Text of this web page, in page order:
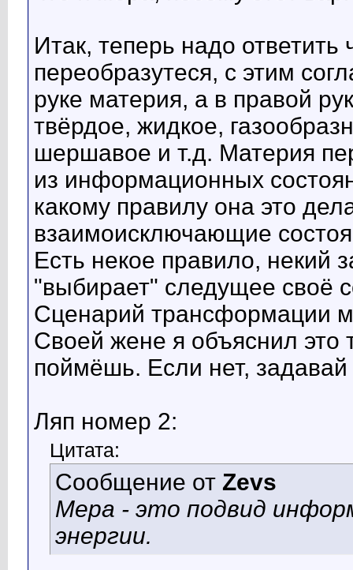
Итак, теперь надо
переобразутеся, с этим
руке материя, а в правой
твёрдое, жидкое,
шершавое и т.д. Материя
из информационных
какому правилу она это
взаимоисключающие
Есть некое правило, некий
"выбирает" следущее своё
Сценарий трансформации
Своей жене я объяснил это
поймёшь. Если нет,
Ляп номер 2:
Цитата:
Сообщение от Zevs
Мера - это подвид
энергии.